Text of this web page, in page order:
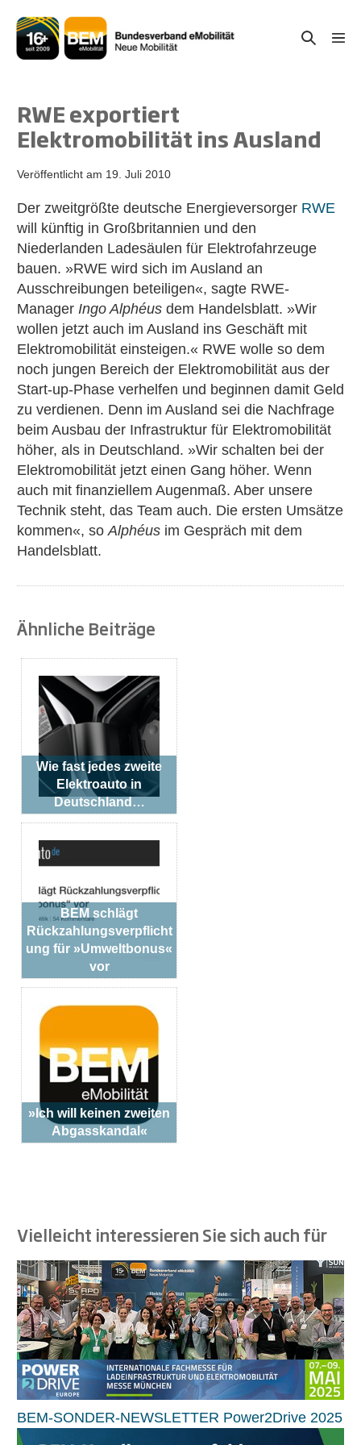
Inhalt
springen
Suche-
RWE exportiert
Elektromobilität ins Ausland
Veröffentlicht am 19. Juli 2010
Der zweitgrößte deutsche Energieversorger RWE
will künftig in Großbritannien und den
Niederlanden Ladesäulen für Elektrofahrzeuge
bauen. »RWE wird sich im Ausland an
Ausschreibungen beteiligen«, sagte RWE-
Manager Ingo Alphéus dem Handelsblatt. »Wir
wollen jetzt auch im Ausland ins Geschäft mit
Elektromobilität einsteigen.« RWE wolle so dem
noch jungen Bereich der Elektromobilität aus der
Start-up-Phase verhelfen und beginnen damit Geld
zu verdienen. Denn im Ausland sei die Nachfrage
beim Ausbau der Infrastruktur für Elektromobilität
höher, als in Deutschland. »Wir schalten bei der
Elektromobilität jetzt einen Gang höher. Wenn
auch mit finanziellem Augenmaß. Aber unsere
Technik steht, das Team auch. Die ersten Umsätze
kommen«, so Alphéus im Gespräch mit dem
Handelsblatt.
Ähnliche Beiträge
Wie fast jedes zweite
Elektroauto in
Deutschland…
BEM schlägt
Rückzahlungsverpflicht
ung für »Umweltbonus«
vor
»Ich will keinen zweiten
Abgasskandal«
Vielleicht interessieren Sie sich auch für
BEM-SONDER-NEWSLETTER Power2Drive 2025